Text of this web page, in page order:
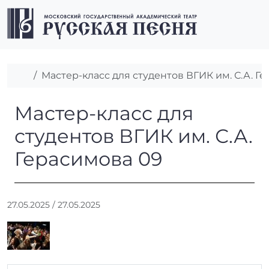
Перейти к содержимому
Перейти к футеру
Главная
Мастер-класс для студентов ВГИК им. С.А.
Мастер-класс для
Мастер-класс для
студентов ВГИК им. С.А.
Герасимова 09
27.05.2025 / 27.05.2025
: